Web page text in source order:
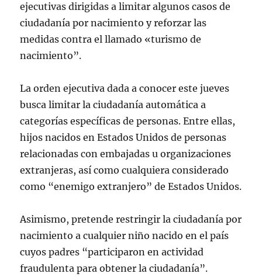
ejecutivas dirigidas a limitar algunos casos de
ciudadanía por nacimiento y reforzar las
medidas contra el llamado «turismo de
nacimiento”.
La orden ejecutiva dada a conocer este jueves
busca limitar la ciudadanía automática a
categorías específicas de personas. Entre ellas,
hijos nacidos en Estados Unidos de personas
relacionadas con embajadas u organizaciones
extranjeras, así como cualquiera considerado
como “enemigo extranjero” de Estados Unidos.
Asimismo, pretende restringir la ciudadanía por
nacimiento a cualquier niño nacido en el país
cuyos padres “participaron en actividad
fraudulenta para obtener la ciudadanía”.